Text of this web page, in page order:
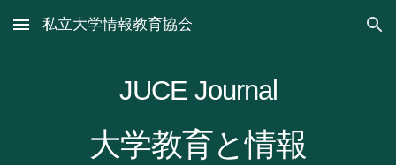
Skip to main content Skip to navigation
私立大学情報教育協会
JUCE Journal
大学教育と情報